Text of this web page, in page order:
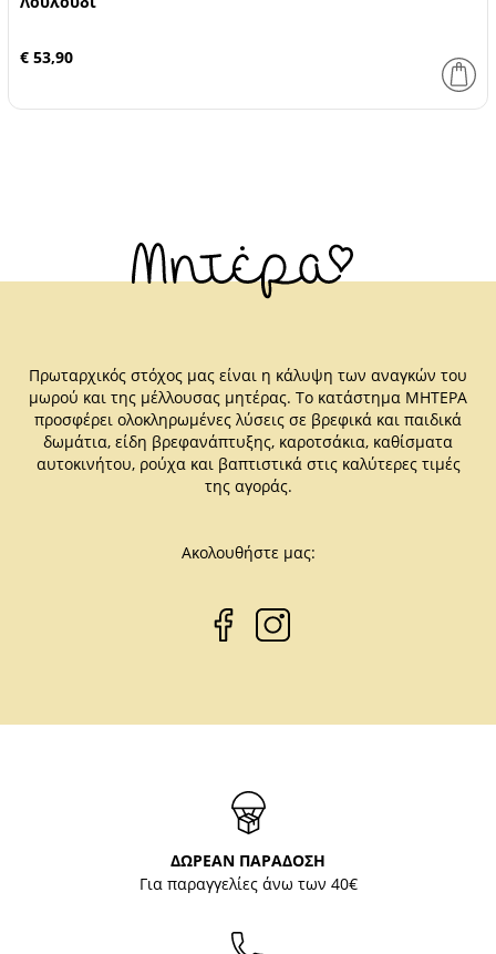
€ 53,90
Πρωταρχικός στόχος μας είναι η κάλυψη των αναγκών του
μωρού και της μέλλουσας μητέρας. Το κατάστημα ΜΗΤΕΡΑ
προσφέρει ολοκληρωμένες λύσεις σε βρεφικά και παιδικά
δωμάτια, είδη βρεφανάπτυξης, καροτσάκια, καθίσματα
αυτοκινήτου, ρούχα και βαπτιστικά στις καλύτερες τιμές
της αγοράς.
Ακολουθήστε μας:
ΔΩΡΕΑΝ ΠΑΡΑΔΟΣΗ
Για παραγγελίες άνω των 40€